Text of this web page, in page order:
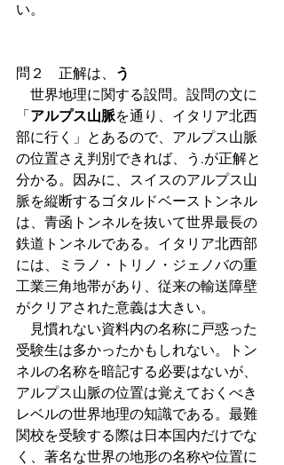
い。
問２　正解は、
う
世界地理に関する設問。設問の文に
「 アルプス山脈を通り、イタリア北西
部に行く」とあるので、アルプス山脈
の位置さえ判別できれば、う.が正解と
分かる。因みに、スイスのアルプス山
脈を縦断するゴタルドベーストンネル
は、青函トンネルを抜いて世界最長の
鉄道トンネルである。イタリア北西部
には、ミラノ・トリノ・ジェノバの重
工業三角地帯があり、従来の輸送障壁
がクリアされた意義は大きい。
見慣れない資料内の名称に戸惑った
受験生は多かったかもしれない。トン
ネルの名称を暗記する必要はないが、
アルプス山脈の位置は覚えておくべき
レベルの世界地理の知識である。最難
関校を受験する際は日本国内だけでな
く、著名な世界の地形の名称や位置に